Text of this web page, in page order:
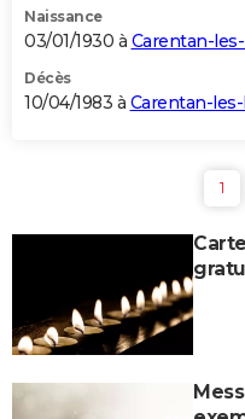
Naissance
03/01/1930 à Carentan-
Décès
10/04/1983 à Carentan-
1